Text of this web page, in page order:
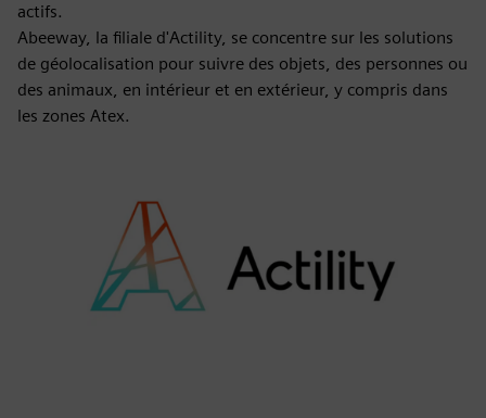
actifs.
Abeeway, la filiale d'Actility, se concentre sur les solutions
de géolocalisation pour suivre des objets, des personnes ou
des animaux, en intérieur et en extérieur, y compris dans
les zones Atex.